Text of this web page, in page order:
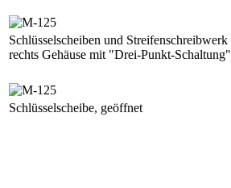
Schlüsselscheiben und Streifenschreibwerk
rechts Gehäuse mit "Drei-Punkt-Schaltung"
Schlüsselscheibe, geöffnet